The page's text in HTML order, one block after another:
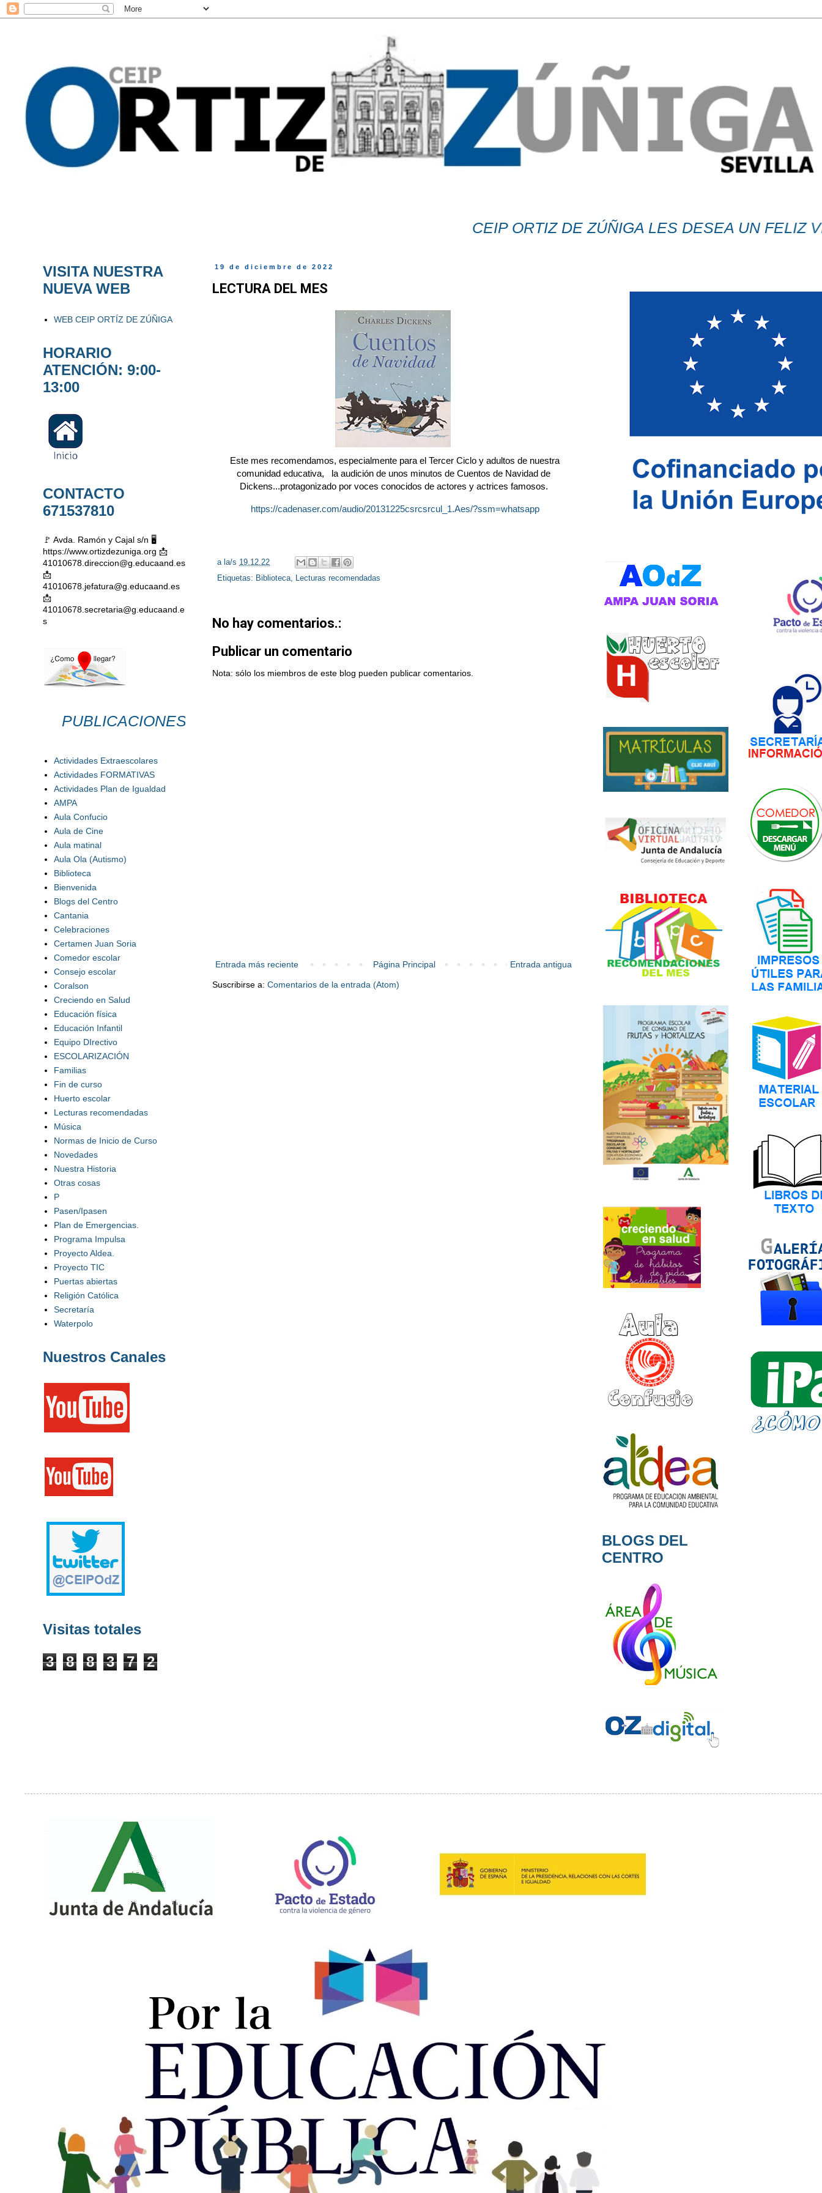
CEIP ORTIZ DE ZÚÑIGA LES DESEA UN FELIZ
19 de diciembre de 2022
LECTURA DEL MES
Este mes recomendamos, especialmente para el Tercer Ciclo y adultos de nuestra
comunidad educativa, la audición de unos minutos de Cuentos de Navidad de
Dickens...protagonizado por voces conocidos de actores y actrices famosos.
https://cadenaser.com/audio/20131225csrcsrcul_1.Aes/?ssm=whatsapp
a la/s 19.12.22
Etiquetas: Biblioteca, Lecturas recomendadas
No hay comentarios.:
Publicar un comentario
Nota: sólo los miembros de este blog pueden publicar comentarios.
Entrada más reciente Entrada antigua
Página Principal
Suscribirse a: Comentarios de la entrada (Atom)
VISITA NUESTRA
NUEVA WEB
WEB CEIP ORTÍZ DE ZÚÑIGA
HORARIO
ATENCIÓN: 9:00-
13:00
CONTACTO
671537810
🚩 Avda. Ramón y Cajal s/n 🖥️
https://www.ortizdezuniga.org 📩
41010678.direccion@g.educaand.es
📩
41010678.jefatura@g.educaand.es
📩
41010678.secretaria@g.educaand.e
s
PUBLICACIONES
Actividades Extraescolares
Actividades FORMATIVAS
Actividades Plan de Igualdad
AMPA
Aula Confucio
Aula de Cine
Aula matinal
Aula Ola (Autismo)
Biblioteca
Bienvenida
Blogs del Centro
Cantania
Celebraciones
Certamen Juan Soria
Comedor escolar
Consejo escolar
Coralson
Creciendo en Salud
Educación física
Educación Infantil
Equipo DIrectivo
ESCOLARIZACIÓN
Familias
Fin de curso
Huerto escolar
Lecturas recomendadas
Música
Normas de Inicio de Curso
Novedades
Nuestra Historia
Otras cosas
P
Pasen/Ipasen
Plan de Emergencias.
Programa Impulsa
Proyecto Aldea.
Proyecto TIC
Puertas abiertas
Religión Católica
Secretaría
Waterpolo
Nuestros Canales
Visitas totales
3
8 8 3 7 2
BLOGS DEL
CENTRO